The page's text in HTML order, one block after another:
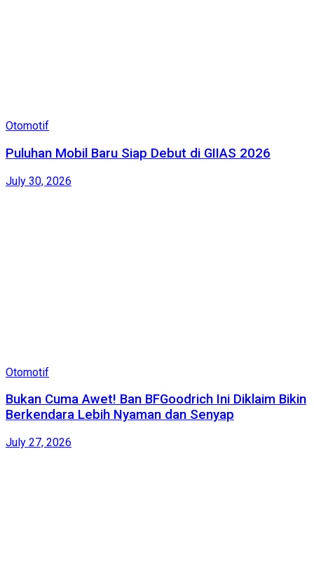
Otomotif
Puluhan Mobil Baru Siap Debut di GIIAS 2026
July 30, 2026
Otomotif
Bukan Cuma Awet! Ban BFGoodrich Ini Diklaim Bikin
Berkendara Lebih Nyaman dan Senyap
July 27, 2026